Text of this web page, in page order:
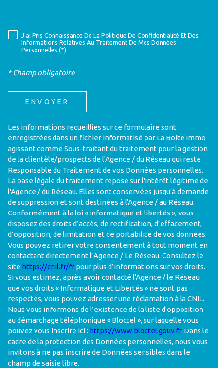
J'ai Pris Connaissance De La Politique De Confidentialité Et Des
Informations Relatives Au Traitement De Mes Données
Personnelles (*)*
ENVOYER
enregistrées dans un fichier informatisé par La Boite Immo
agissant comme Sous-traitant du traitement pour la gestion
de la clientèle/prospects de l'Agence / du Réseau qui reste
Responsable du Traitement de vos Données personnelles. La
base légale du traitement repose sur l'intérêt légitime de
l'Agence / du Réseau. Elles sont conservées jusqu'à demande
de suppression et sont destinées à l'Agence / au Réseau.
Conformément à la loi « informatique et libertés », vous
disposez des droits d’accès, de rectification, d’effacement,
d’opposition, de limitation et de portabilité de vos données.
Vous pouvez retirer votre consentement à tout moment en
contactant directement l’Agence / Le Réseau. Consultez le
sitehttps://cnil.fr/frpour plus d’informations sur vos droits. Si
vous estimez, après avoir contacté l'Agence / le Réseau, que
vos droits « Informatique et Libertés » ne sont pas respectés,
vous pouvez adresser une réclamation à la CNIL. Nous vous
informons de l’existence de la liste d'opposition au
démarchage téléphonique « Bloctel », sur laquelle vous
pouvez vous inscrire ici :https://www.bloctel.gouv.fr. Dans le
cadre de la protection des Données personnelles, nous vous
invitons à ne pas inscrire de Données sensibles dans le champ
de saisie libre.
RÈGLEMENTATION
J'ai Pris Connaissance De La Politique De Confidentialité Et Des
Informations Relatives Au Traitement De Mes Données
Personnelles (*)
* Champ obligatoire
ENVOYER
Les informations recueillies sur ce formulaire sont
enregistrées dans un fichier informatisé par La Boite Immo
agissant comme Sous-traitant du traitement pour la gestion
de la clientèle/prospects de l'Agence / du Réseau qui reste
Responsable du Traitement de vos Données personnelles.
La base légale du traitement repose sur l'intérêt légitime de
l'Agence / du Réseau. Elles sont conservées jusqu'à demande
de suppression et sont destinées à l'Agence / au Réseau.
Conformément à la loi « informatique et libertés », vous
disposez des droits d’accès, de rectification, d’effacement,
d’opposition, de limitation et de portabilité de vos données.
Vous pouvez retirer votre consentement à tout moment en
contactant directement l’Agence / Le Réseau. Consultez le
site https://cnil.fr/fr pour plus d’informations sur vos droits.
Si vous estimez, après avoir contacté l'Agence / le Réseau,
que vos droits « Informatique et Libertés » ne sont pas
respectés, vous pouvez adresser une réclamation à la CNIL.
Nous vous informons de l’existence de la liste d'opposition
au démarchage téléphonique « Bloctel », sur laquelle vous
pouvez vous inscrire ici : https://www.bloctel.gouv.fr. Dans le
cadre de la protection des Données personnelles, nous vous
invitons à ne pas inscrire de Données sensibles dans le
champ de saisie libre.